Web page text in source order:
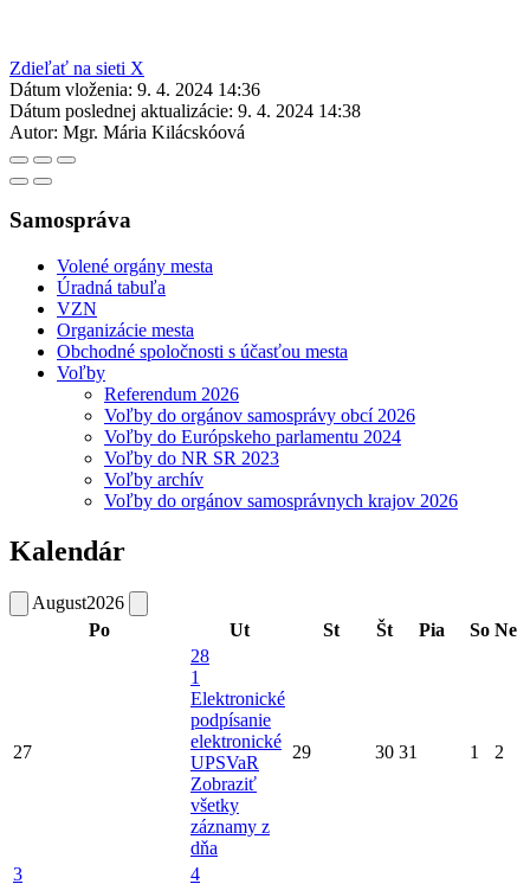
Zdieľať na sieti X
Dátum vloženia: 9. 4. 2024 14:36
Dátum poslednej aktualizácie: 9. 4. 2024 14:38
Autor: Mgr. Mária Kilácskóová
Samospráva
Volené orgány mesta
Úradná tabuľa
VZN
Organizácie mesta
Obchodné spoločnosti s účasťou mesta
Voľby
Referendum 2026
Voľby do orgánov samosprávy obcí 2026
Voľby do Európskeho parlamentu 2024
Voľby do NR SR 2023
Voľby archív
Voľby do orgánov samosprávnych krajov 2026
Kalendár
August2026
Po
Ut St Št Pia So Ne
27
28
1
Elektronické
podpísanie
elektronické
UPSVaR
Zobraziť
všetky
záznamy z
dňa
29 30 31 1 2
3
4